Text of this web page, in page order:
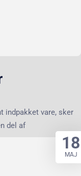
indpakket vare, sker
del af
18
MAJ